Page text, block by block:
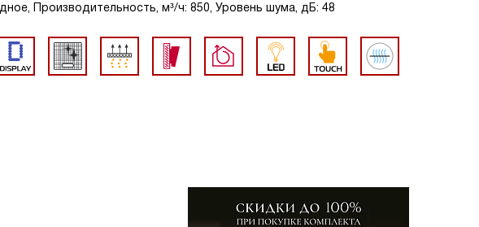
Производительность, м³/ч: 850, Уровень шума, дБ: 48